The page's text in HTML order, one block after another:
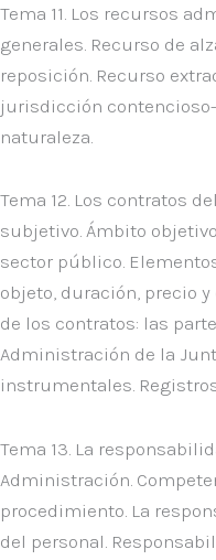
Tema 11. Los recursos
generales. Recurso de
reposición. Recurso
jurisdicción
naturaleza.
Tema 12. Los contratos
subjetivo. Ámbito
sector público.
objeto, duración, precio
de los contratos: las
Administración de la
instrumentales.
Tema 13. La
Administración.
procedimiento. La
del personal.